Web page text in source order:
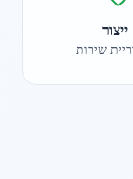
ייצור
שירות